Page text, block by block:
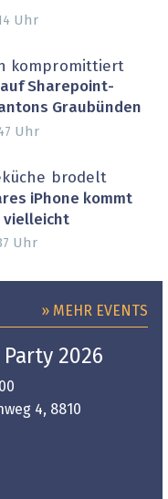
Uhr
kompromittiert
Sharepoint-
Graubünden
Uhr
brodelt
iPhone kommt
vielleicht
Uhr
» MEHR EVENTS
2026
4, 8810